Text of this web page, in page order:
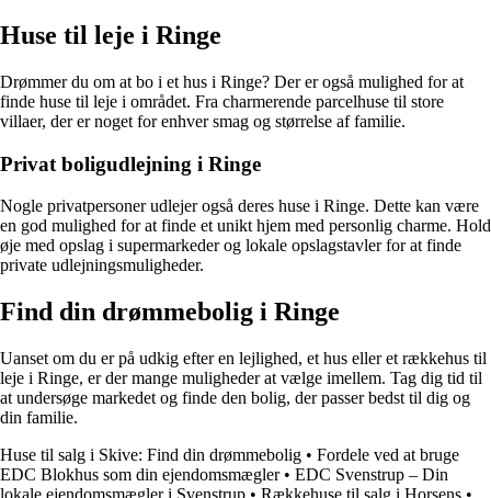
Huse til leje i Ringe
Drømmer du om at bo i et hus i Ringe? Der er også mulighed for at
finde huse til leje i området. Fra charmerende parcelhuse til store
villaer, der er noget for enhver smag og størrelse af familie.
Privat boligudlejning i Ringe
Nogle privatpersoner udlejer også deres huse i Ringe. Dette kan være
en god mulighed for at finde et unikt hjem med personlig charme. Hold
øje med opslag i supermarkeder og lokale opslagstavler for at finde
private udlejningsmuligheder.
Find din drømmebolig i Ringe
Uanset om du er på udkig efter en lejlighed, et hus eller et rækkehus til
leje i Ringe, er der mange muligheder at vælge imellem. Tag dig tid til
at undersøge markedet og finde den bolig, der passer bedst til dig og
din familie.
Huse til salg i Skive: Find din drømmebolig • Fordele ved at bruge
EDC Blokhus som din ejendomsmægler• EDC Svenstrup – Din